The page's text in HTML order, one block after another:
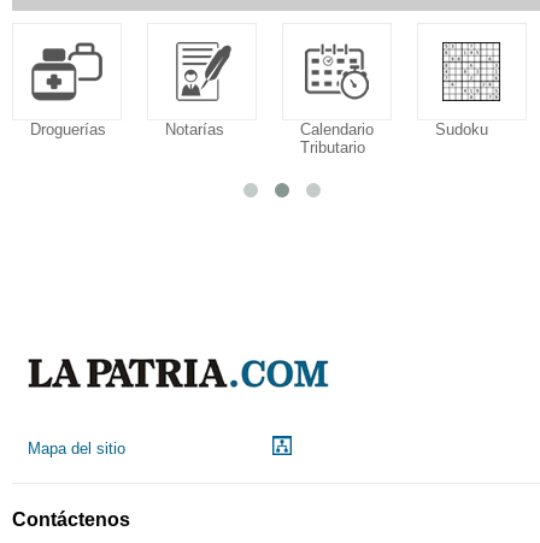
Droguerías Notarías
Calendario
Tributario
Sudoku
Mapa del sitio
Contáctenos